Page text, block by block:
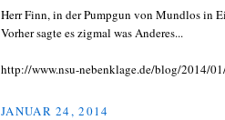
Herr Finn, in der Pumpgun von Mundlos in
Vorher sagte es zigmal was Anderes...
http://www.nsu-nebenklage.de/blog/2014/
JANUAR 24, 2014